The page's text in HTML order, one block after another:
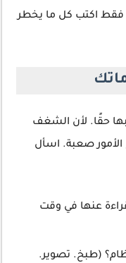
فقط اكتب كل ما يخطر
حقًا. لأن الشغف
الأمور صعبة. اسأل
عنها في وقت
(طبخ. تصوير.